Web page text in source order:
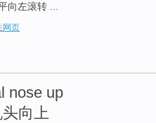
向左滚转 ...
网页
nose up
向上